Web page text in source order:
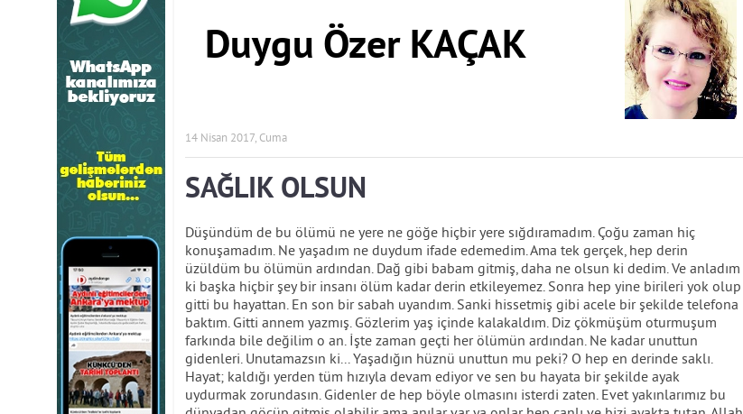
Duygu Özer KAÇAK
14 Nisan 2017, Cuma
SAĞLIK OLSUN
Düşündüm de bu ölümü ne yere ne göğe hiçbir yere sığdıramadım. Çoğu zaman hiç
konuşamadım. Ne yaşadım ne duydum ifade edemedim. Ama tek gerçek, hep derin
üzüldüm bu ölümün ardından. Dağ gibi babam gitmiş, daha ne olsun ki dedim. Ve anladım
ki başka hiçbir şey bir insanı ölüm kadar derin etkileyemez. Sonra hep yine birileri yok olup
gitti bu hayattan. En son bir sabah uyandım. Sanki hissetmiş gibi acele bir şekilde telefona
baktım. Gitti annem yazmış. Gözlerim yaş içinde kalakaldım. Diz çökmüşüm oturmuşum
farkında bile değilim o an. İşte zaman geçti her ölümün ardından. Ne kadar unuttun
gidenleri. Unutamazsın ki... Yaşadığın hüznü unuttun mu peki? O hep en derinde saklı.
Hayat; kaldığı yerden tüm hızıyla devam ediyor ve sen bu hayata bir şekilde ayak
uydurmak zorundasın. Gidenler de hep böyle olmasını isterdi zaten. Evet yakınlarımız bu